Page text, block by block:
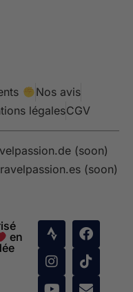
Nos avis
légalesCGV
(soon)
(soon)
en